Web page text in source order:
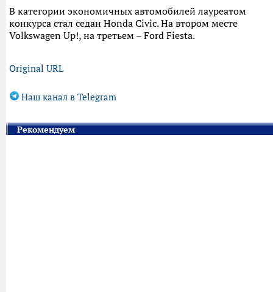
В категории экономичных автомобилей лауреатом
конкурса стал седан Honda Civic. На втором месте
Volkswagen Up!, на третьем – Ford Fiesta.
Original URL
Наш канал в Telegram
Рекомендуем